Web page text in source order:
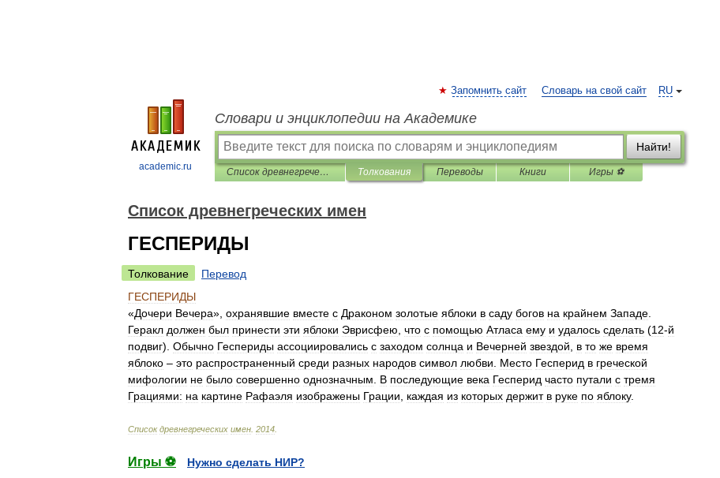
academic.ru
RU
Запомнить сайт Словарь на свой сайт
Словари и энциклопедии на Академике
Найти!
Список древнегреческих имен Толкования Переводы Книги Игры ⚽
Список древнегреческих имен
ГЕСПЕРИДЫ
Толкование
Перевод
ГЕСПЕРИДЫ
«Дочери Вечера», охранявшие вместе с Драконом золотые яблоки в саду богов на крайнем Западе
Геракл должен был принести эти яблоки Эврисфею что с помощью Атласа ему и удалось сделать (12-й
подвиг). Обычно Геспериды ассоциировались с заходом солнца и Вечерней звездой в то же время
яблоко – это распространенный среди разных народов символ любви Место Гесперид в греческой
мифологии не было совершенно однозначным В последующие века Гесперид часто путали с тремя
Грациями: на картине Рафаэля изображены Грации каждая из которых держит в руке по яблоку.
Список древнегреческих имен 2014
Игры ⚽
Нужно сделать НИР?